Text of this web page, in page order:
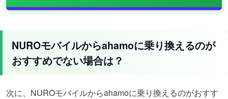
NUROモバイルからahamoに乗り換えるのが
おすすめでない場合は？
次に、NUROモバイルからahamoに乗り換えるのがおすす